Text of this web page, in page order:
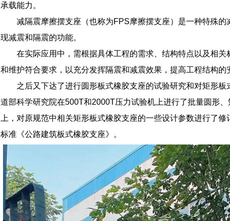
承载能力。
减隔震摩擦摆支座（也称为FPS摩擦摆支座）是一种特殊
现减震和隔震的功能。
在实际应用中，需根据具体工程的需求、结构特点以及相
和维护符合要求，以充分发挥隔震和减震效果，提高工程结构的
之后又下达了进行圆形板式橡胶支座的试验研究和对矩形
道部科学研究院在500T和2000T压力试验机上进行了批量圆形
上，对原规范中相关矩形板式橡胶支座的一些设计参数进行了
标准《公路建筑板式橡胶支座》。